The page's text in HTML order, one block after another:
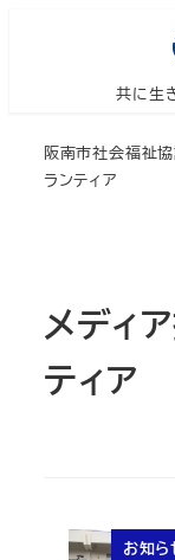
共に生
阪南市社会福祉
ランティア
メディ
ティア
お知ら